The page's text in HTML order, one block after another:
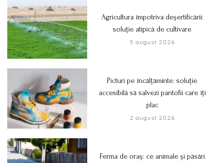
Agricultura împotriva deșertificării:
soluție atipică de cultivare
5 august 2026
Picturi pe încălțăminte: soluție
accesibilă să salvezi pantofii care îți
plac
2 august 2026
Ferma de oraș: ce animale și păsări